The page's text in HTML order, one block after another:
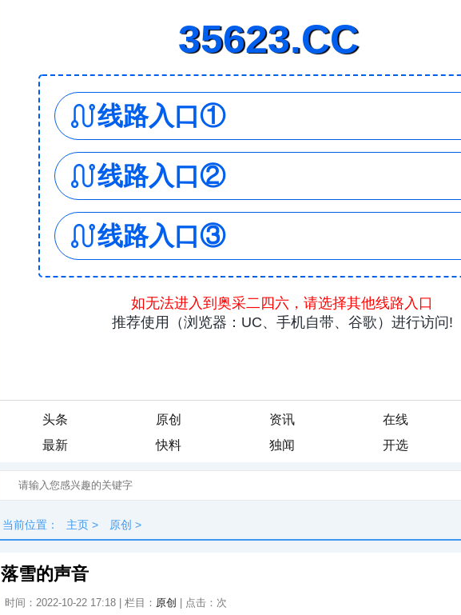
头条 原创 资讯
在线
最新
快料 独闻 开选
当前位置： 主页 > 原创 >
落雪的声音
时间：2022-10-22 17:18 | 栏目： 原创 | 点击： 次